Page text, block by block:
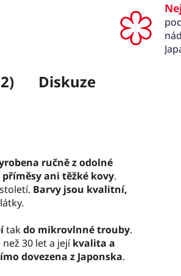
Diskuze
ručně z odolné
ani těžké kovy.
Barvy jsou kvalitní,
takdo mikrovlnné trouby.
30 let a jejíkvalita a
dovezena z Japonska.